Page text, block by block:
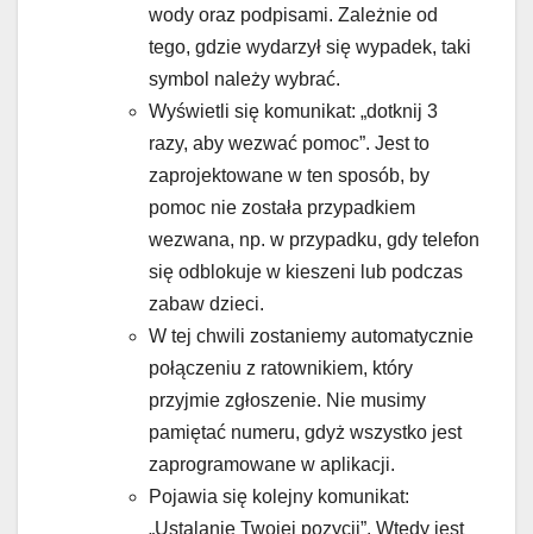
wody oraz podpisami. Zależnie od
tego, gdzie wydarzył się wypadek, taki
symbol należy wybrać.
Wyświetli się komunikat: „dotknij 3
razy, aby wezwać pomoc”. Jest to
zaprojektowane w ten sposób, by
pomoc nie została przypadkiem
wezwana, np. w przypadku, gdy telefon
się odblokuje w kieszeni lub podczas
zabaw dzieci.
W tej chwili zostaniemy automatycznie
połączeniu z ratownikiem, który
przyjmie zgłoszenie. Nie musimy
pamiętać numeru, gdyż wszystko jest
zaprogramowane w aplikacji.
Pojawia się kolejny komunikat:
„Ustalanie Twojej pozycji”. Wtedy jest